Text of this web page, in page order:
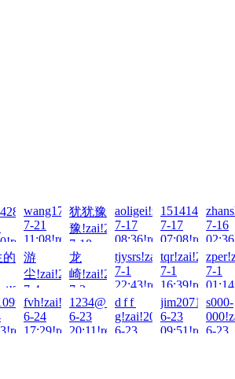
！!zai!2026-
wang172@!zai!2026-
7-21
11:08!read!
犹犹豫
豫!zai!2026-
7-18
00:05!read!
aoligei!zai!2026-
7-17
08:36!read!
7-17
07:08!read!
7-16
的
游
尘!zai!2026-
7-4
08:10!read!
龙
崎!zai!2026-
7-3
19:42!read!
tjysrs!zai!2026-
7-1
22:43!read!
tqr!zai!2026-
7-1
16:39!read!
7-1
fvh!zai!2026-
6-24
17:29!read!
1234@56!zai!2026-
6-23
20:11!read!
d f f
g!zai!2026-
6-23
6-23
09:51!read!
s000-
6-23